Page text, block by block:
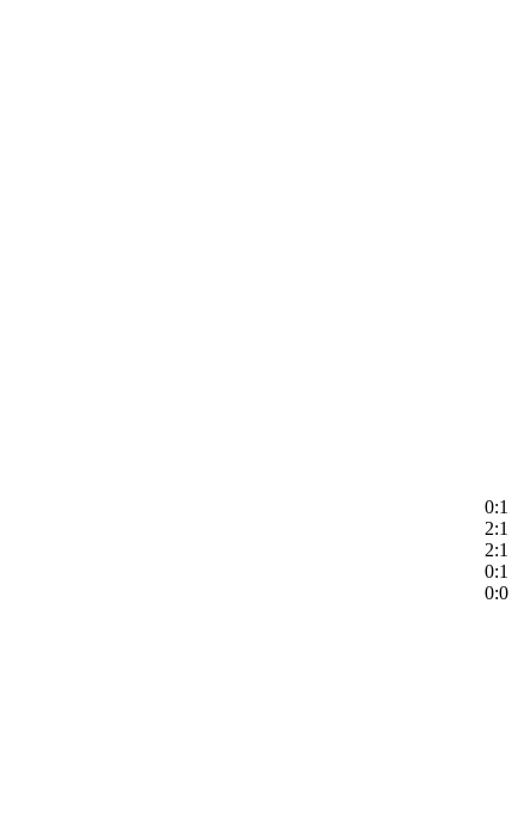
0:1
2:1
2:1
0:1
0:0